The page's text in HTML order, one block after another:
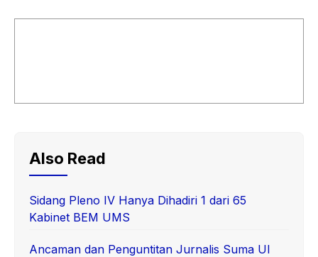
Also Read
Sidang Pleno IV Hanya Dihadiri 1 dari 65
Kabinet BEM UMS
Ancaman dan Penguntitan Jurnalis Suma UI